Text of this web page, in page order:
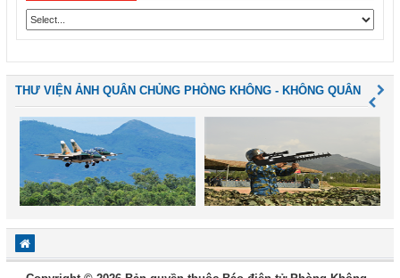
THƯ VIỆN ẢNH QUÂN CHỦNG PHÒNG KHÔNG - KHÔNG QUÂN